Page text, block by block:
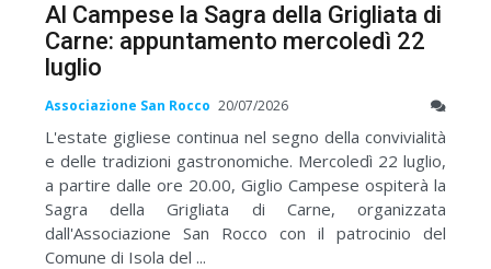
Al Campese la Sagra della Grigliata di
Carne: appuntamento mercoledì 22
luglio
Associazione San Rocco 20/07/2026
L'estate gigliese continua nel segno della convivialità
e delle tradizioni gastronomiche. Mercoledì 22 luglio,
a partire dalle ore 20.00, Giglio Campese ospiterà la
Sagra della Grigliata di Carne, organizzata
dall'Associazione San Rocco con il patrocinio del
Comune di Isola del ...